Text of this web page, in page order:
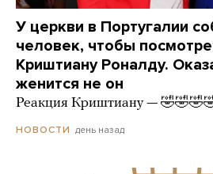
У церкви в Португалии
человек, чтобы
Криштиану Роналду.
женится не он
Реакция Криштиану —
НОВОСТИ день назад